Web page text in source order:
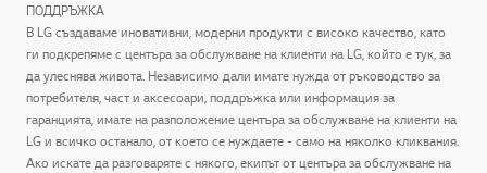
ПОДДРЪЖКА
В LG създаваме иновативни, модерни продукти с високо качество, като
ги подкрепяме с центъра за обслужване на клиенти на LG, който е тук, за
да улеснява живота. Независимо дали имате нужда от ръководство за
потребителя, част и аксесоари, поддръжка или информация за
гаранцията, имате на разположение центъра за обслужване на клиенти на
LG и всичко останало, от което се нуждаете - само на няколко кликвания.
Ако искате да разговаряте с някого, екипът от центъра за обслужване на